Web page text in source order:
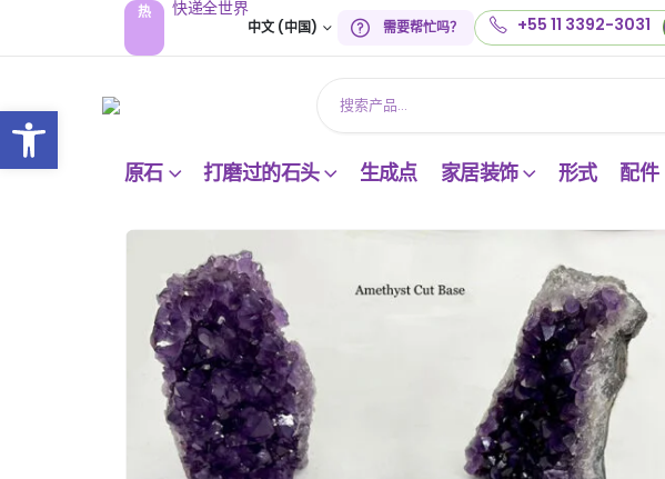
打开工具栏
热 快递全世界
中文 (中国) 需要帮忙吗？ +55 11 3392-3031
原石 打磨过的石头 生成点 家居装饰 形式 配件